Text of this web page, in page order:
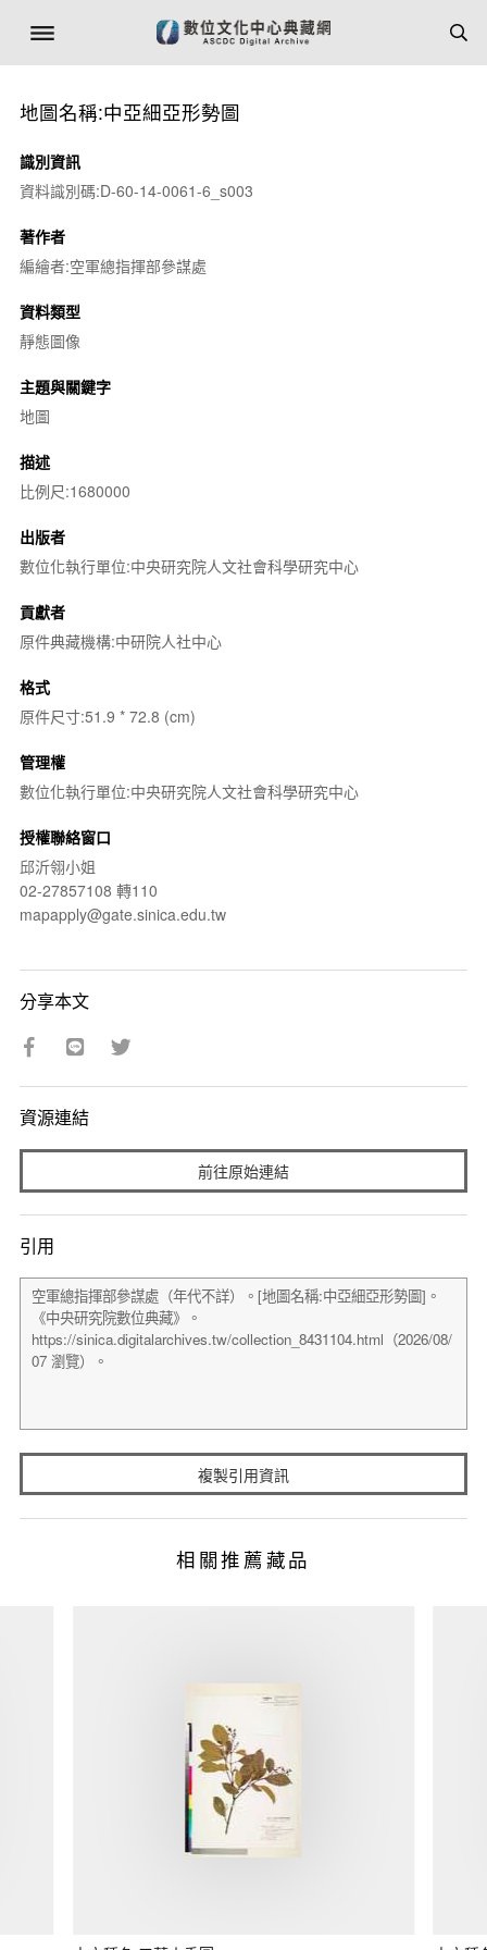
地圖名稱:中亞細亞形勢圖
識別資訊
資料識別碼:D-60-14-0061-6_s003
著作者
編繪者:空軍總指揮部參謀處
資料類型
靜態圖像
主題與關鍵字
地圖
描述
比例尺:1680000
出版者
數位化執行單位:中央研究院人文社會科學研究中心
貢獻者
原件典藏機構:中研院人社中心
格式
原件尺寸:51.9 * 72.8 (cm)
管理權
數位化執行單位:中央研究院人文社會科學研究中心
授權聯絡窗口
邱沂翎小姐
02-27857108 轉110
mapapply@gate.sinica.edu.tw
分享本文
資源連結
前往原始連結
引用
複製引用資訊
相關推薦藏品